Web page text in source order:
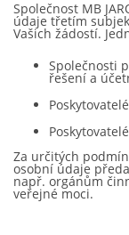
Společnost MB
údaje třetím
Vašich žádostí.
Společnosti
řešení a
Za určitých
osobní údaje
např. orgánům
veřejné moci.